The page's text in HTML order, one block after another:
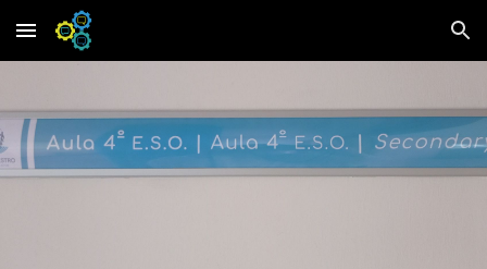
Skip to main content Skip to navigation